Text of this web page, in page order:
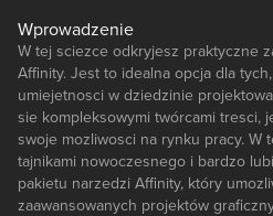
Wprowadzenie
W tej sciezce odkryjesz praktyczne
Affinity. Jest to idealna opcja dla
umiejetnosci w dziedzinie
sie kompleksowymi twórcami tresci,
swoje mozliwosci na rynku pracy. W
tajnikami nowoczesnego i bardzo
pakietu narzedzi Affinity, który
zaawansowanych projektów